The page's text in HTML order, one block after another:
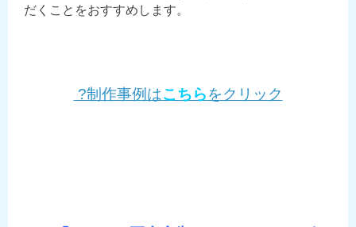
だくことをおすすめします。
?制作事例はこちらをクリック